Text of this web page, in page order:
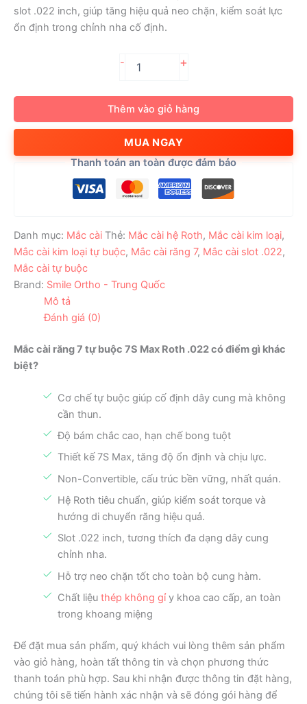
slot .022 inch, giúp tăng hiệu quả neo chặn, kiểm soát lực
ổn định trong chỉnh nha cố định.
-
Tự
Buộc
7S
Max
Roth
.022
Non-
lượng
+
Thêm vào giỏ hàng
MUA NGAY
Thanh toán an toàn được đảm bảo
Danh mục: Mắc cài Thẻ: Mắc cài hệ Roth, Mắc cài kim loại,
Mắc cài kim loại tự buộc, Mắc cài răng 7, Mắc cài slot .022,
Mắc cài tự buộc
Brand: Smile Ortho - Trung Quốc
Mô tả
Đánh giá (0)
Mắc cài răng 7 tự buộc 7S Max Roth .022 có điểm gì khác
biệt?
Cơ chế tự buộc giúp cố định dây cung mà không
cần thun.
Độ bám chắc cao, hạn chế bong tuột
Thiết kế 7S Max, tăng độ ổn định và chịu lực.
Non-Convertible, cấu trúc bền vững, nhất quán.
Hệ Roth tiêu chuẩn, giúp kiểm soát torque và
hướng di chuyển răng hiệu quả.
Slot .022 inch, tương thích đa dạng dây cung
chỉnh nha.
Hỗ trợ neo chặn tốt cho toàn bộ cung hàm.
Chất liệu thép không gỉy khoa cao cấp, an toàn
trong khoang miệng
Để đặt mua sản phẩm, quý khách vui lòng thêm sản phẩm
vào giỏ hàng, hoàn tất thông tin và chọn phương thức
thanh toán phù hợp. Sau khi nhận được thông tin đặt hàng,
chúng tôi sẽ tiến hành xác nhận và sẽ đóng gói hàng để